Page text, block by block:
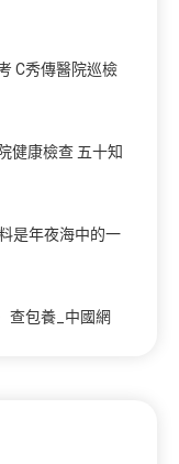
C秀傳醫院巡檢
健康檢查 五十知
是年夜海中的一
查包養_中國網